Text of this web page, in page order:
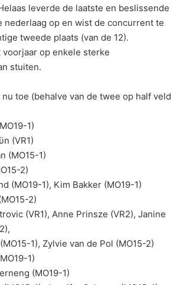
leverde de laatste en beslissende
nederlaag op en wist de concurrent te
tweede plaats (van de 12).
voorjaar op enkele sterke
stuiten.
toe (behalve van de twee op half veld
1)
(VR1)
(MO15-1)
2)
(MO19-1), Kim Bakker (MO19-1)
2)
(VR1), Anne Prinsze (VR2), Janine
1), Zylvie van de Pol (MO15-2)
1)
(MO19-1)